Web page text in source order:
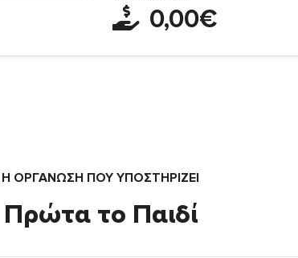
0,00€
Η ΟΡΓΆΝΩΣΗ ΠΟΥ ΥΠΟΣΤΗΡΙΖΕΙ
Πρώτα το Παιδί